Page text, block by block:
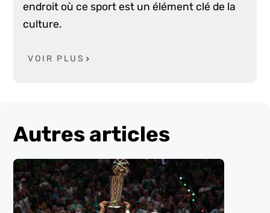
endroit où ce sport est un élément clé de la
culture.
VOIR PLUS
Autres articles